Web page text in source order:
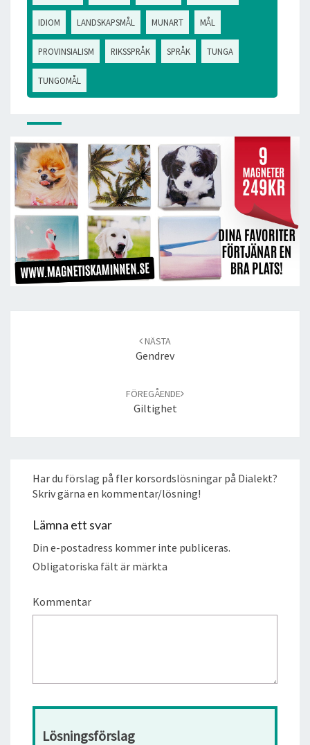
IDIOM LANDSKAPSMÅL MUNART MÅL
PROVINSIALISM RIKSSPRÅK SPRÅK TUNGA
TUNGOMÅL
NÄSTA
Gendrev
FÖREGÅENDE
Giltighet
Har du förslag på fler korsordslösningar på Dialekt?
Skriv gärna en kommentar/lösning!
Lämna ett svar
Din e-postadress kommer inte publiceras.
Obligatoriska fält är märkta
Kommentar
Lösningsförslag